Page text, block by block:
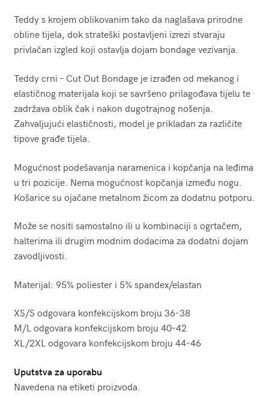
Teddy s krojem oblikovanim tako da naglašava prirodne
obline tijela, dok strateški postavljeni izrezi stvaraju
privlačan izgled koji ostavlja dojam bondage vezivanja.
Teddy crni – Cut Out Bondage je izrađen od mekanog i
elastičnog materijala koji se savršeno prilagođava tijelu te
zadržava oblik čak i nakon dugotrajnog nošenja.
Zahvaljujući elastičnosti, model je prikladan za različite
tipove građe tijela.
Mogućnost podešavanja naramenica i kopčanja na leđima
u tri pozicije. Nema mogućnost kopčanja između nogu.
Košarice su ojačane metalnom žicom za dodatnu potporu.
Može se nositi samostalno ili u kombinaciji s ogrtačem,
halterima ili drugim modnim dodacima za dodatni dojam
zavodljivosti.
Materijal: 95% poliester i 5% spandex/elastan
XS/S odgovara konfekcijskom broju 36-38
M/L odgovara konfekcijskom broju 40-42
XL/2XL odgovara konfekcijskom broju 44-46
Uputstva za uporabu
Navedena na etiketi proizvoda.